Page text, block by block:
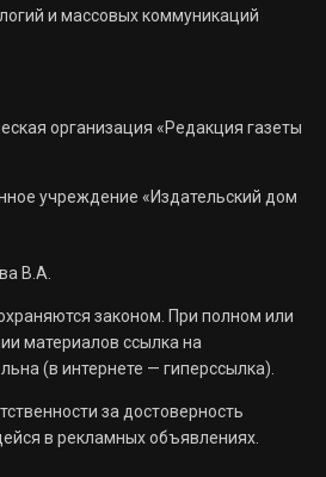
и массовых коммуникаций
организация «Редакция газеты
учреждение «Издательский дом
В.А.
законом. При полном или
материалов ссылка на
(в интернете — гиперссылка).
за достоверность
в рекламных объявлениях.